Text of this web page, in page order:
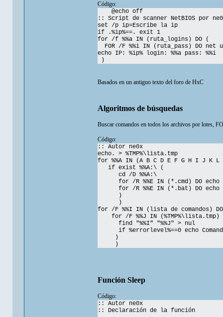
Código:
@echo off
:: Script de scanner NetBIOS por
set /p ip=Escribe la ip
if .%ip%==. exit 1
for /f %%a IN (ruta_logins) DO (
FOR /F %%i IN (ruta_pass) DO net
echo IP: %ip% login: %%a pass: %%i
)
Basados en un antiguo texto del foro de HxC
Algoritmos de búsquedas
Buscar comandos en todos los archivos por lotes,
Código:
:: Autor ne0x
echo. > %TMP%\lista.tmp
for %%A IN (A B C D E F G H I J K L
if exist %%A:\ (
cd /D %%A:\
for /R %%E IN (*.cmd) DO echo
for /R %%E IN (*.bat) DO echo
)
)
for /F %%I IN (lista de comandos)
for /F %%J IN (%TMP%\lista.tmp)
find "%%I" "%%J" > nul
if %errorlevel%==0 echo Comando
)
)
Función Sleep
Código:
:: Autor ne0x
:: Declaración de la función